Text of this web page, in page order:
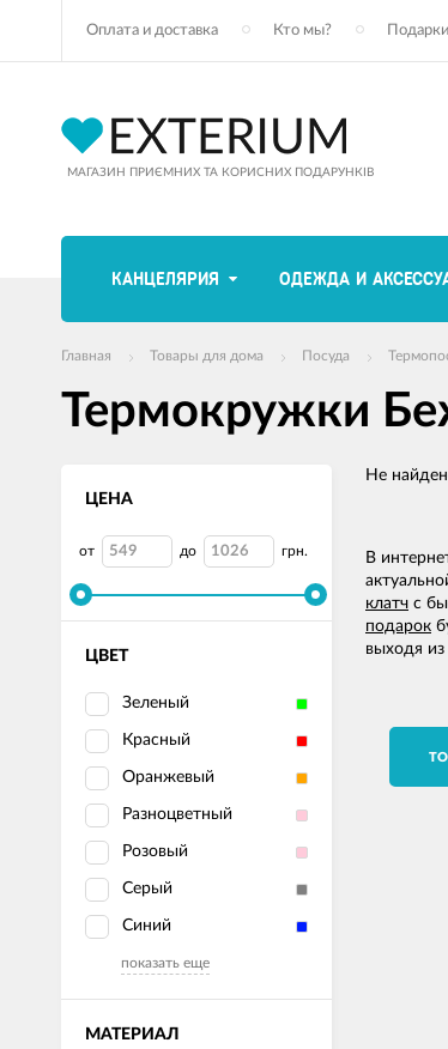
Оплата и доставка Кто мы?
МАГАЗИН ПРИЄМНИХ ТА КОРИСНИХ ПОДАРУНКІВ
КАНЦЕЛЯРИЯ ОДЕЖДА И
Главная Товары для дома Посуда
Термокружки
ЦЕНА
от до грн.
ЦВЕТ
Зеленый
Красный
Оранжевый
Разноцветный
Розовый
Серый
Синий
показать еще
МАТЕРИАЛ
Не
В
клатч с
подарок
выходя